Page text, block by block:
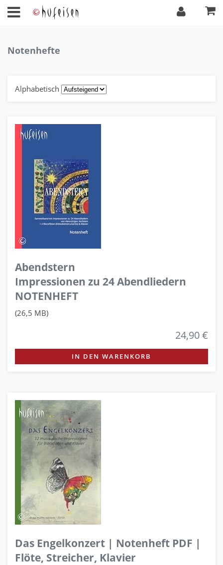
Notenhefte
Alphabetisch
Abendstern
Impressionen zu 24 Abendliedern
NOTENHEFT
(26,5 MB)
24,90 €
IN DEN WARENKORB
Das Engelkonzert | Notenheft PDF |
Flöte, Streicher, Klavier